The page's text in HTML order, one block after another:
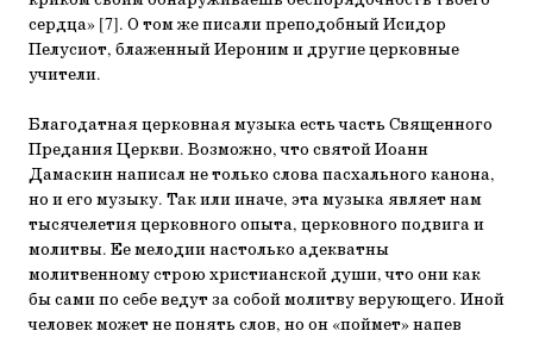
сердца» [7]. О том же писали преподобный Исидор
Пелусиот, блаженный Иероним и другие церковные
учители.
Благодатная церковная музыка есть часть Священного
Предания Церкви. Возможно, что святой Иоанн
Дамаскин написал не только слова пасхального канона,
но и его музыку. Так или иначе, эта музыка являет нам
тысячелетия церковного опыта, церковного подвига и
молитвы. Ее мелодии настолько адекватны
молитвенному строю христианской души, что они как
бы сами по себе ведут за собой молитву верующего. Иной
человек может не понять слов, но он «поймет» напев